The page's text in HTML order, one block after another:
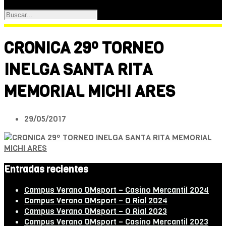
CRONICA 29º TORNEO
INELGA SANTA RITA
MEMORIAL MICHI ARES
29/05/2017
Entradas recientes
Campus Verano DMsport – Casino Mercantil 2024
Campus Verano DMsport – O Rial 2024
Campus Verano DMsport – O Rial 2023
Campus Verano DMsport – Casino Mercantil 2023